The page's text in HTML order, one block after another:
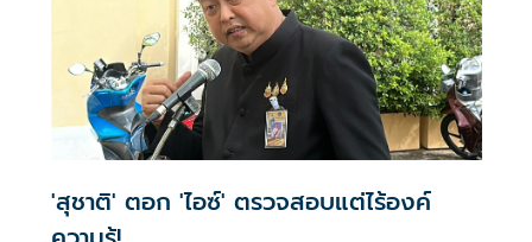
'สุชาติ' ตอก 'ไอซ์' ตรวจสอบแต่ไร้องค์